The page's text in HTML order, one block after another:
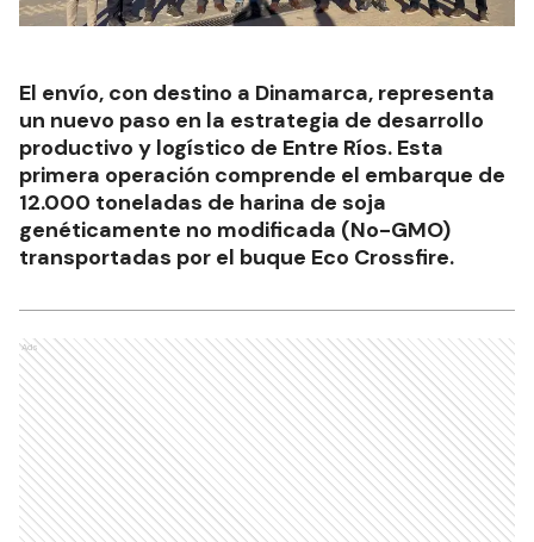
El envío, con destino a Dinamarca, representa
un nuevo paso en la estrategia de desarrollo
productivo y logístico de Entre Ríos. Esta
primera operación comprende el embarque de
12.000 toneladas de harina de soja
genéticamente no modificada (No-GMO)
transportadas por el buque Eco Crossfire.
Ads